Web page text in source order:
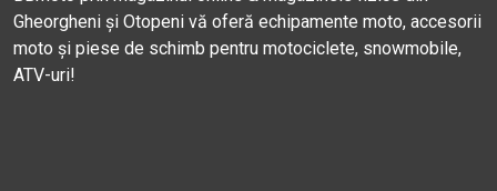
Gheorgheni și Otopeni vă oferă echipamente moto, accesorii
moto și piese de schimb pentru motociclete, snowmobile,
ATV-uri!